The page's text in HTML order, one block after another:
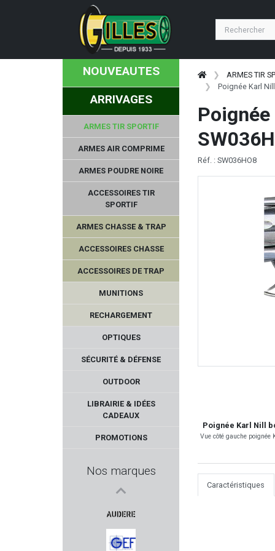
NOUVEAUTES
ARRIVAGES
ARMES TIR SPORTIF
ARMES AIR COMPRIME
ARMES POUDRE NOIRE
ACCESSOIRES TIR
SPORTIF
ARMES CHASSE & TRAP
ACCESSOIRES CHASSE
ACCESSOIRES DE TRAP
MUNITIONS
RECHARGEMENT
OPTIQUES
SÉCURITÉ & DÉFENSE
OUTDOOR
LIBRAIRIE & IDÉES
CADEAUX
PROMOTIONS
Nos marques
MAUSER
AUDERE
ARMES TIR
Poignée Karl
Réf. : SW036HO8
Poignée Karl Nill
Vue côté gauche
Caractéristiques